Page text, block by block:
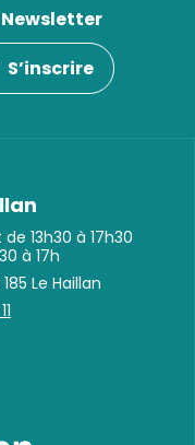
Newsletter
S’inscrire
13h30 à 17h30
à 17h
Le Haillan